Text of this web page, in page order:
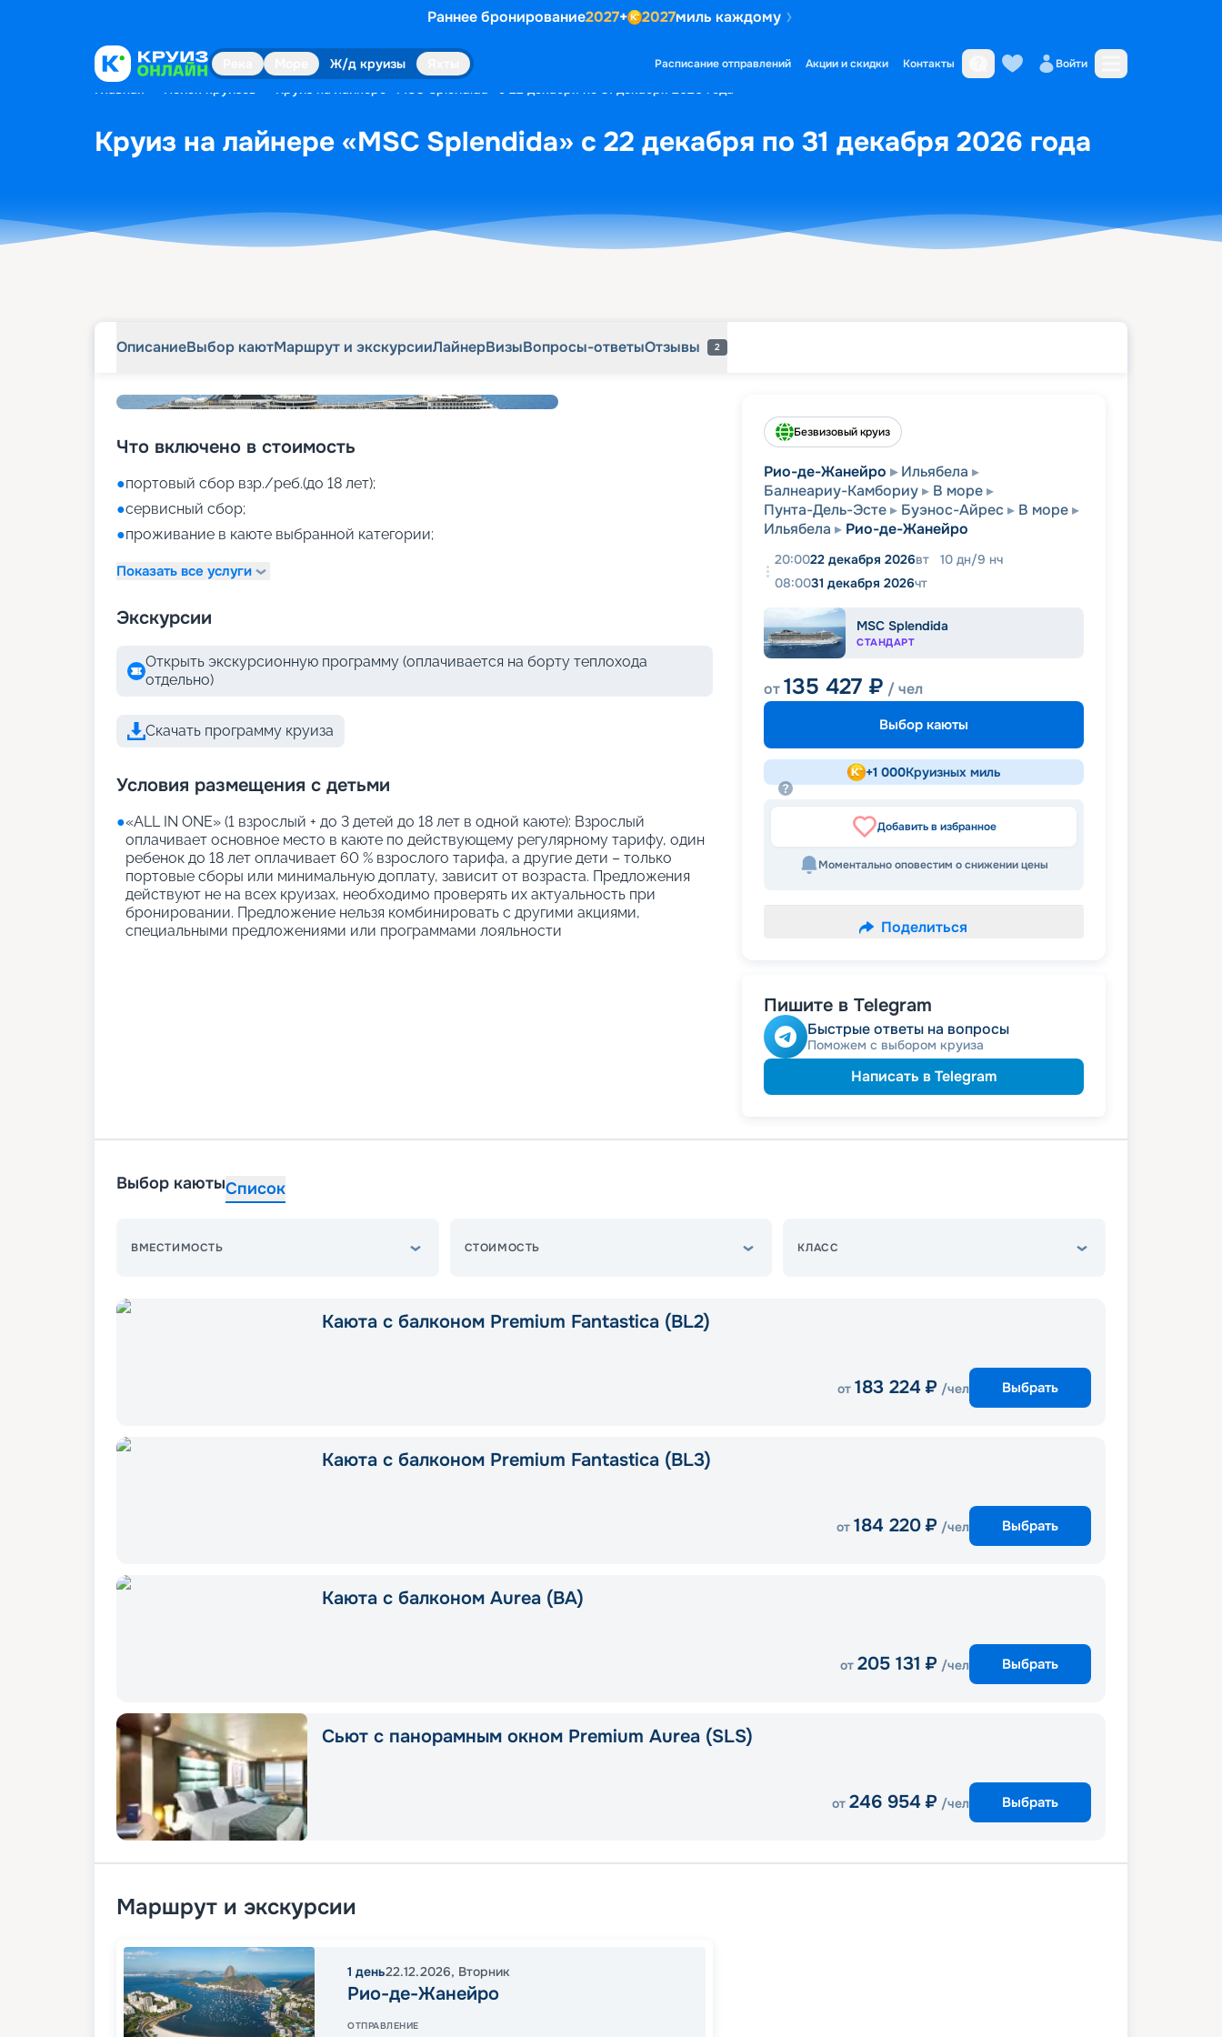
Раннее бронирование2027+ 2027миль каждому
Ж/д круизы Расписание отправлений Акции и скидки Контакты Войти
Главная Поиск круизов Круиз на лайнере «MSC Splendida» с 22 декабря по 31 декабря 2026 года
Круиз на лайнере «MSC Splendida» с 22 декабря по 31 декабря 2026 года
ОписаниеВыбор каютМаршрут и экскурсииЛайнерВизыВопросы-ответыОтзывы 2
Что включено в стоимость
●портовый сбор взр./реб.(до 18 лет);
●сервисный сбор;
●проживание в каюте выбранной категории;
Показать все услуги
Экскурсии
Открыть экскурсионную программу (оплачивается на борту теплохода
отдельно)
Скачать программу круиза
Условия размещения с детьми
●«АLL IN ONE» (1 взрослый + до 3 детей до 18 лет в одной каюте): Взрослый
оплачивает основное место в каюте по действующему регулярному тарифу, один
ребенок до 18 лет оплачивает 60 % взрослого тарифа, а другие дети – только
портовые сборы или минимальную доплату, зависит от возраста. Предложения
действуют не на всех круизах, необходимо проверять их актуальность при
бронировании. Предложение нельзя комбинировать с другими акциями,
специальными предложениями или программами лояльности
Безвизовый круиз
Рио-де-Жанейро
Ильябела
Балнеариу-Камбориу
В море
Пунта-Дель-Эсте
Буэнос-Айрес
В море
Ильябела
Рио-де-Жанейро
20:0022 декабря 2026вт 10 дн/9 нч
08:0031 декабря 2026чт
MSC Splendida
СТАНДАРТ
от135 427 ₽ / чел
Выбор каюты
+1 000Круизных миль
Добавить в избранное
Моментально оповестим о снижении цены
Поделиться
Пишите в Telegram
Быстрые ответы на вопросы
Поможем с выбором круиза
Написать в Telegram
Выбор каютыСписок
ВМЕСТИМОСТЬ СТОИМОСТЬ КЛАСС
Каюта с балконом Premium Fantastica (BL2)
от 183 224 ₽ /чел Выбрать
Каюта с балконом Premium Fantastica (BL3)
от 184 220 ₽ /чел Выбрать
Каюта с балконом Aurea (BA)
от 205 131 ₽ /чел Выбрать
Сьют с панорамным окном Premium Aurea (SLS)
от 246 954 ₽ /чел Выбрать
Маршрут и экскурсии
1 день22.12.2026, Вторник
Рио-де-Жанейро
ОТПРАВЛЕНИЕ